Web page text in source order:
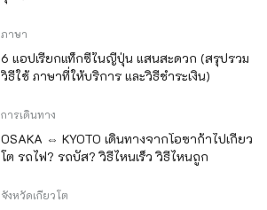
ภาษา
6 แอปเรียกแท็กซี่ในญี่ปุ่น แสนสะดวก (สรุปรวม
วิธีใช้ ภาษาที่ให้บริการ และวิธีชำระเงิน)
การเดินทาง
OSAKA ⇔ KYOTO เดินทางจากโอซาก้าไปเกียว
โต รถไฟ? รถบัส? วิธีไหนเร็ว วิธีไหนถูก
จังหวัดเกียวโต